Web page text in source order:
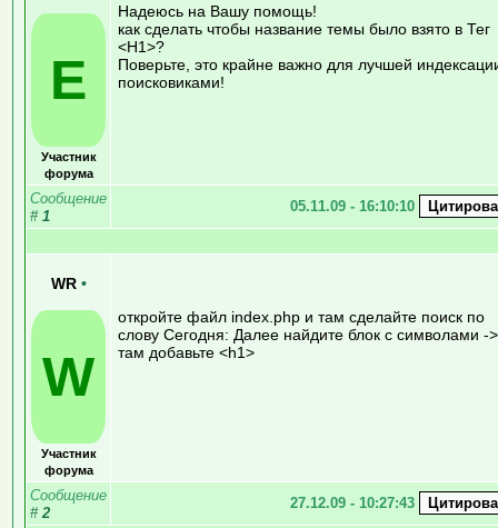
E
Участник
форума
Надеюсь на Вашу помощь!
как сделать чтобы название темы было взято в Тег
<H1>?
Поверьте, это крайне важно для лучшей
поисковиками!
Сообщение
# 1
05.11.09 - 16:10:10
WR •
W
Участник
форума
откройте файл index.php и там сделайте поиск по
слову Сегодня: Далее найдите блок с символами -
там добавьте <h1>
Сообщение
# 2
27.12.09 - 10:27:43